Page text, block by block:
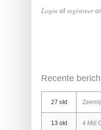
Login of registreer
Recente
27 okt
13 okt 4 Mijl